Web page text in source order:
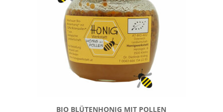
BIO BLÜTENHONIG MIT POLLEN